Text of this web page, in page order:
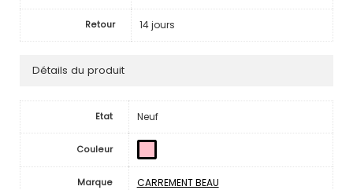
Retour 14 jours
Détails du produit
Etat Neuf
Couleur
Marque CARREMENT BEAU